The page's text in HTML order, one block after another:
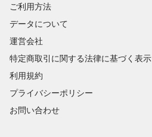
ご利用方法
データについて
運営会社
特定商取引に関する法律に基づく表示
利用規約
プライバシーポリシー
お問い合わせ